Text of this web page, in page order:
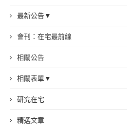
最新公告▼
會刊：在宅最前線
相關公告
相關表單▼
研究在宅
精選文章